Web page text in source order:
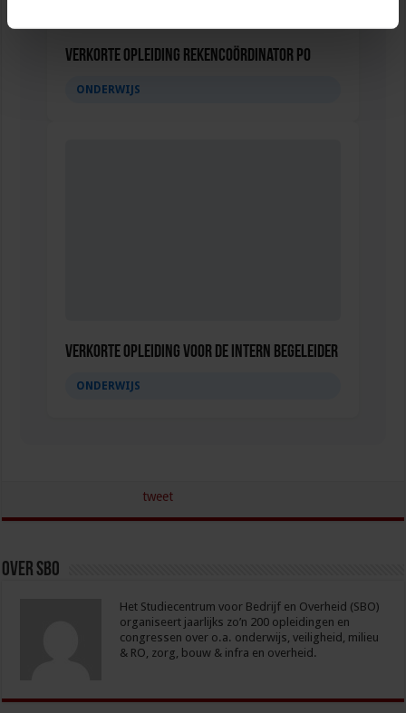
Verkorte opleiding Rekencoördinator PO
ONDERWIJS
Verkorte opleiding voor de Intern Begeleider
ONDERWIJS
tweet
Over sbo
Het Studiecentrum voor Bedrijf en Overheid (SBO)
organiseert jaarlijks zo’n 200 opleidingen en
congressen over o.a. onderwijs, veiligheid, milieu
& RO, zorg, bouw & infra en overheid.